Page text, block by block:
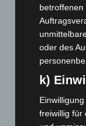
April 2025(88)
März 2025(111)
Februar 2025
Januar 2025(88)
Dezember 2024
November 2024
Oktober 2024
oder des
k)
freiwillig für